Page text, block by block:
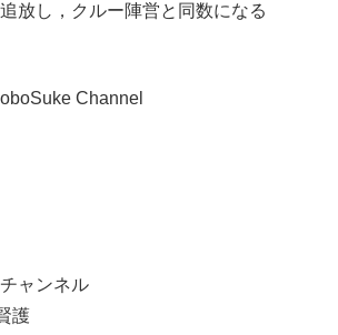
放し，クルー陣営と同数になる
Channel
ャンネル
護